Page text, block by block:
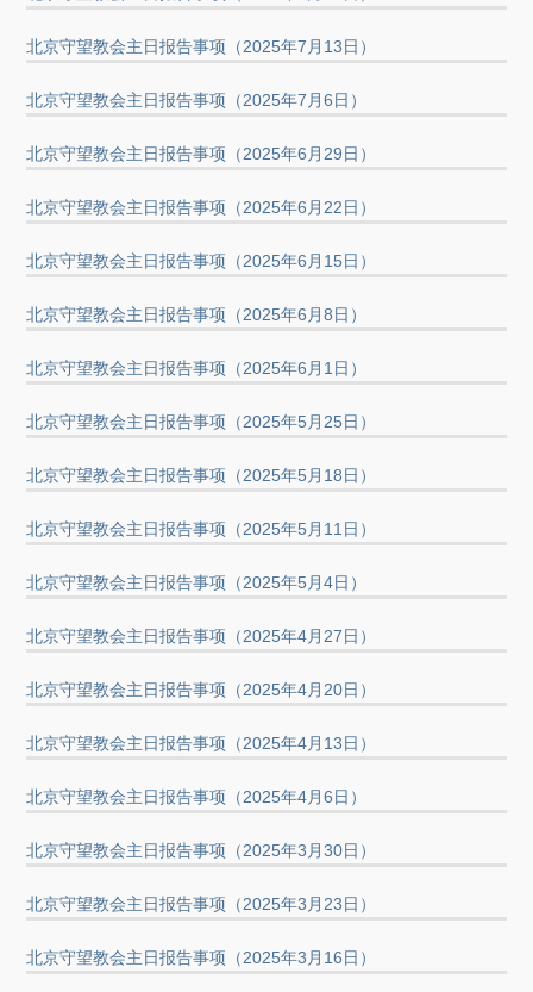
北京守望教会主日报告事项（2025年7月13日）
北京守望教会主日报告事项（2025年7月6日）
北京守望教会主日报告事项（2025年6月29日）
北京守望教会主日报告事项（2025年6月22日）
北京守望教会主日报告事项（2025年6月15日）
北京守望教会主日报告事项（2025年6月8日）
北京守望教会主日报告事项（2025年6月1日）
北京守望教会主日报告事项（2025年5月25日）
北京守望教会主日报告事项（2025年5月18日）
北京守望教会主日报告事项（2025年5月11日）
北京守望教会主日报告事项（2025年5月4日）
北京守望教会主日报告事项（2025年4月27日）
北京守望教会主日报告事项（2025年4月20日）
北京守望教会主日报告事项（2025年4月13日）
北京守望教会主日报告事项（2025年4月6日）
北京守望教会主日报告事项（2025年3月30日）
北京守望教会主日报告事项（2025年3月23日）
北京守望教会主日报告事项（2025年3月16日）